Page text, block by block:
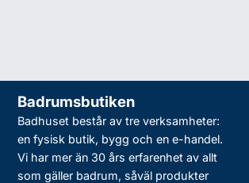
Badrumsbutiken
Badhuset består av tre verksamheter:
en fysisk butik, bygg och en e-handel.
Vi har mer än 30 års erfarenhet av allt
som gäller badrum, såväl produkter